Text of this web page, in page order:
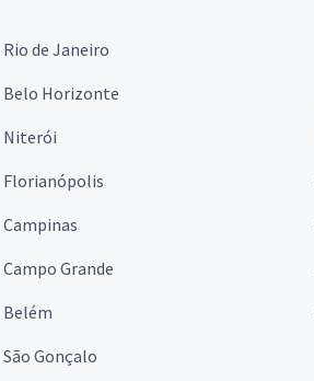
Rio de Janeiro
Belo Horizonte
Niterói
Florianópolis
Campinas
Campo Grande
Belém
São Gonçalo